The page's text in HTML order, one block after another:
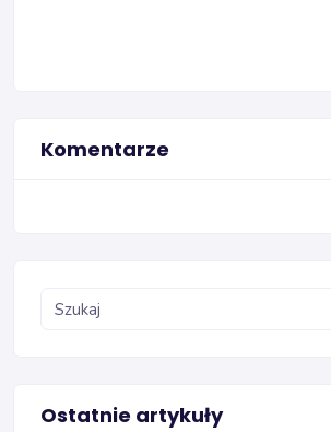
Komentarze
Ostatnie artykuły